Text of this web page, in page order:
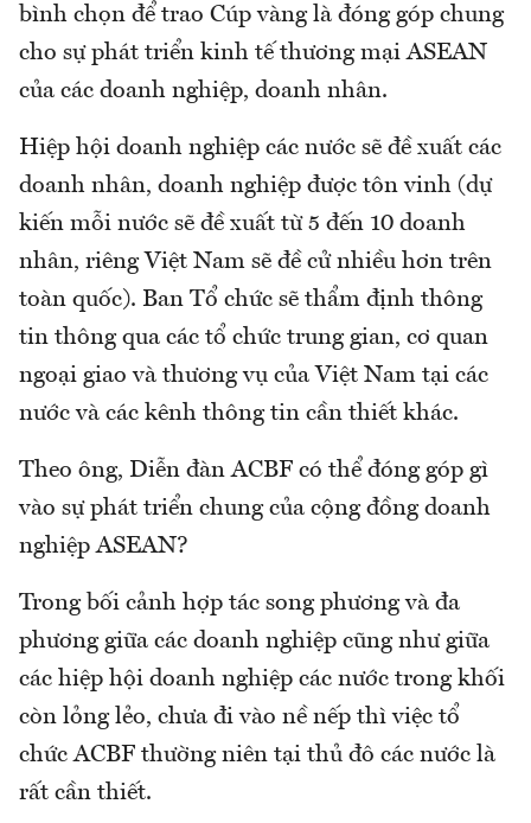
bình chọn để trao Cúp vàng là đóng góp chung
cho sự phát triển kinh tế thương mại ASEAN
của các doanh nghiệp, doanh nhân.
Hiệp hội doanh nghiệp các nước sẽ đề xuất các
doanh nhân, doanh nghiệp được tôn vinh (dự
kiến mỗi nước sẽ đề xuất từ 5 đến 10 doanh
nhân, riêng Việt Nam sẽ đề cử nhiều hơn trên
toàn quốc). Ban Tổ chức sẽ thẩm định thông
tin thông qua các tổ chức trung gian, cơ quan
ngoại giao và thương vụ của Việt Nam tại các
nước và các kênh thông tin cần thiết khác.
Theo ông, Diễn đàn ACBF có thể đóng góp gì
vào sự phát triển chung của cộng đồng doanh
nghiệp ASEAN?
Trong bối cảnh hợp tác song phương và đa
phương giữa các doanh nghiệp cũng như giữa
các hiệp hội doanh nghiệp các nước trong khối
còn lỏng lẻo, chưa đi vào nề nếp thì việc tổ
chức ACBF thường niên tại thủ đô các nước là
rất cần thiết.